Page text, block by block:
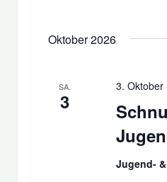
Oktober 2026
SA.
3
3. Oktober
Jugend-